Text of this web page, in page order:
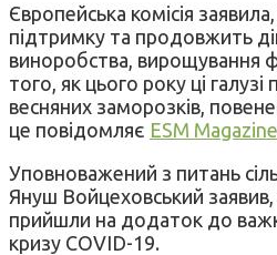
Європейська комісія
підтримку та продовжить
виноробства, вирощування
того, як цього року ці
весняних заморозків,
це повідомляє ESM Magazine
Уповноважений з питань
Януш Войцеховський
прийшли на додаток до
кризу COVID-19.